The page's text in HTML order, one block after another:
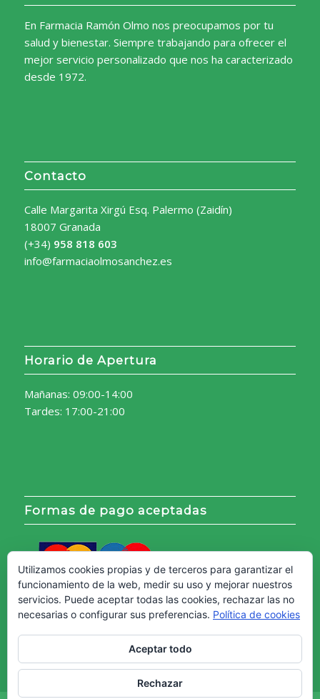
En Farmacia Ramón Olmo nos preocupamos por tu
salud y bienestar. Siempre trabajando para ofrecer el
mejor servicio personalizado que nos ha caracterizado
desde 1972.
Contacto
Calle Margarita Xirgú Esq. Palermo (Zaidín)
18007 Granada
(+34) 958 818 603
info@farmaciaolmosanchez.es
Horario de Apertura
Mañanas: 09:00-14:00
Tardes: 17:00-21:00
Formas de pago aceptadas
Utilizamos cookies propias y de terceros para garantizar el
funcionamiento de la web, medir su uso y mejorar nuestros
servicios. Puede aceptar todas las cookies, rechazar las no
necesarias o configurar sus preferencias. Política de cookies
Aceptar todo
Rechazar